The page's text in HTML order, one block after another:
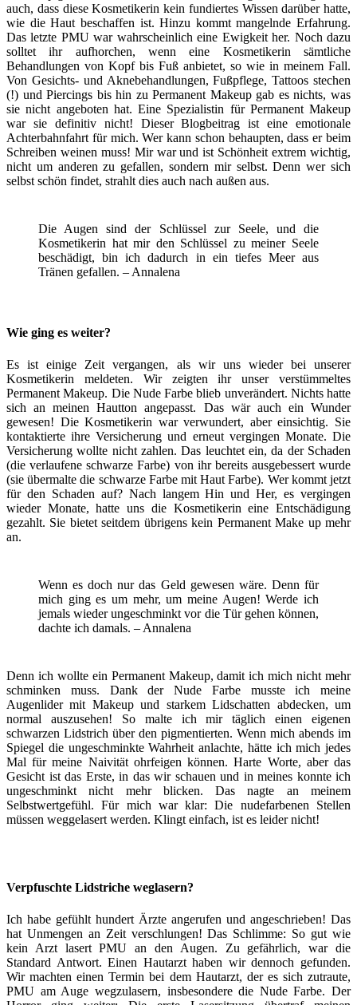
auch, dass diese Kosmetikerin kein fundiertes Wissen darüber hatte,
wie die Haut beschaffen ist. Hinzu kommt mangelnde Erfahrung.
Das letzte PMU war wahrscheinlich eine Ewigkeit her. Noch dazu
solltet ihr aufhorchen, wenn eine Kosmetikerin sämtliche
Behandlungen von Kopf bis Fuß anbietet, so wie in meinem Fall.
Von Gesichts- und Aknebehandlungen, Fußpflege, Tattoos stechen
(!) und Piercings bis hin zu Permanent Makeup gab es nichts, was
sie nicht angeboten hat. Eine Spezialistin für Permanent Makeup
war sie definitiv nicht! Dieser Blogbeitrag ist eine emotionale
Achterbahnfahrt für mich. Wer kann schon behaupten, dass er beim
Schreiben weinen muss! Mir war und ist Schönheit extrem wichtig,
nicht um anderen zu gefallen, sondern mir selbst. Denn wer sich
selbst schön findet, strahlt dies auch nach außen aus.
Die Augen sind der Schlüssel zur Seele, und die
Kosmetikerin hat mir den Schlüssel zu meiner Seele
beschädigt, bin ich dadurch in ein tiefes Meer aus
Tränen gefallen. – Annalena
Wie ging es weiter?
Es ist einige Zeit vergangen, als wir uns wieder bei unserer
Kosmetikerin meldeten. Wir zeigten ihr unser verstümmeltes
Permanent Makeup. Die Nude Farbe blieb unverändert. Nichts hatte
sich an meinen Hautton angepasst. Das wär auch ein Wunder
gewesen! Die Kosmetikerin war verwundert, aber einsichtig. Sie
kontaktierte ihre Versicherung und erneut vergingen Monate. Die
Versicherung wollte nicht zahlen. Das leuchtet ein, da der Schaden
(die verlaufene schwarze Farbe) von ihr bereits ausgebessert wurde
(sie übermalte die schwarze Farbe mit Haut Farbe). Wer kommt jetzt
für den Schaden auf? Nach langem Hin und Her, es vergingen
wieder Monate, hatte uns die Kosmetikerin eine Entschädigung
gezahlt. Sie bietet seitdem übrigens kein Permanent Make up mehr
an.
Wenn es doch nur das Geld gewesen wäre. Denn für
mich ging es um mehr, um meine Augen! Werde ich
jemals wieder ungeschminkt vor die Tür gehen können,
dachte ich damals. – Annalena
Denn ich wollte ein Permanent Makeup, damit ich mich nicht mehr
schminken muss. Dank der Nude Farbe musste ich meine
Augenlider mit Makeup und starkem Lidschatten abdecken, um
normal auszusehen! So malte ich mir täglich einen eigenen
schwarzen Lidstrich über den pigmentierten. Wenn mich abends im
Spiegel die ungeschminkte Wahrheit anlachte, hätte ich mich jedes
Mal für meine Naivität ohrfeigen können. Harte Worte, aber das
Gesicht ist das Erste, in das wir schauen und in meines konnte ich
ungeschminkt nicht mehr blicken. Das nagte an meinem
Selbstwertgefühl. Für mich war klar: Die nudefarbenen Stellen
müssen weggelasert werden. Klingt einfach, ist es leider nicht!
Verpfuschte Lidstriche weglasern?
Ich habe gefühlt hundert Ärzte angerufen und angeschrieben! Das
hat Unmengen an Zeit verschlungen! Das Schlimme: So gut wie
kein Arzt lasert PMU an den Augen. Zu gefährlich, war die
Standard Antwort. Einen Hautarzt haben wir dennoch gefunden.
Wir machten einen Termin bei dem Hautarzt, der es sich zutraute,
PMU am Auge wegzulasern, insbesondere die Nude Farbe. Der